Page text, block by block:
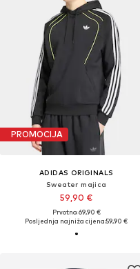
PROMOCIJA
ADIDAS ORIGINALS
Sweater majica
59,90 €
Prvotno: 69,90 €
Posljednja najniža cijena:59,90 €